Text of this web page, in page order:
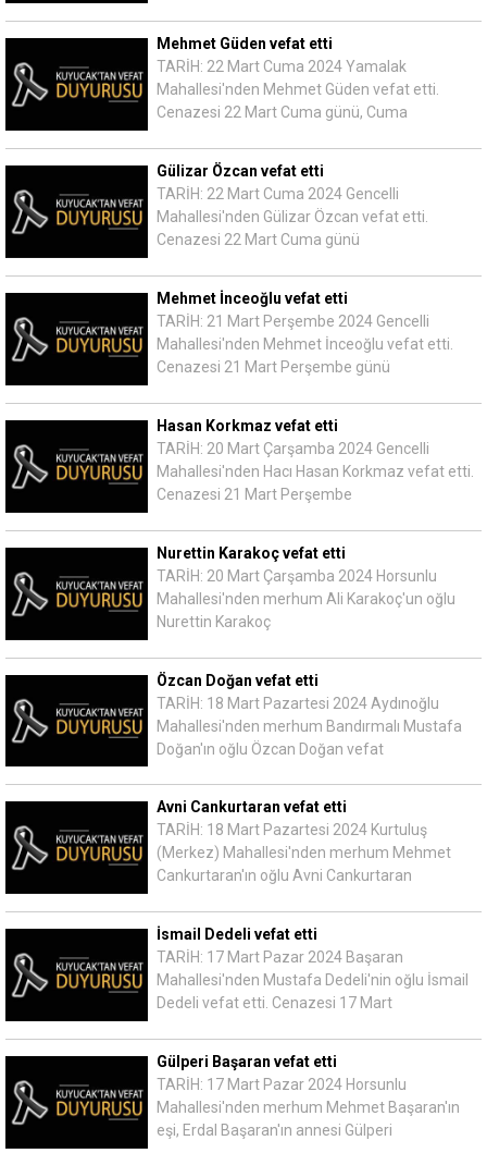
Mehmet Güden vefat etti
TARİH: 22 Mart Cuma 2024 Yamalak
Mahallesi'nden Mehmet Güden vefat etti.
Cenazesi 22 Mart Cuma günü, Cuma
Gülizar Özcan vefat etti
TARİH: 22 Mart Cuma 2024 Gencelli
Mahallesi'nden Gülizar Özcan vefat etti.
Cenazesi 22 Mart Cuma günü
Mehmet İnceoğlu vefat etti
TARİH: 21 Mart Perşembe 2024 Gencelli
Mahallesi'nden Mehmet İnceoğlu vefat etti.
Cenazesi 21 Mart Perşembe günü
Hasan Korkmaz vefat etti
TARİH: 20 Mart Çarşamba 2024 Gencelli
Mahallesi'nden Hacı Hasan Korkmaz vefat etti.
Cenazesi 21 Mart Perşembe
Nurettin Karakoç vefat etti
TARİH: 20 Mart Çarşamba 2024 Horsunlu
Mahallesi'nden merhum Ali Karakoç'un oğlu
Nurettin Karakoç
Özcan Doğan vefat etti
TARİH: 18 Mart Pazartesi 2024 Aydınoğlu
Mahallesi'nden merhum Bandırmalı Mustafa
Doğan'ın oğlu Özcan Doğan vefat
Avni Cankurtaran vefat etti
TARİH: 18 Mart Pazartesi 2024 Kurtuluş
(Merkez) Mahallesi'nden merhum Mehmet
Cankurtaran'ın oğlu Avni Cankurtaran
İsmail Dedeli vefat etti
TARİH: 17 Mart Pazar 2024 Başaran
Mahallesi'nden Mustafa Dedeli'nin oğlu İsmail
Dedeli vefat etti. Cenazesi 17 Mart
Gülperi Başaran vefat etti
TARİH: 17 Mart Pazar 2024 Horsunlu
Mahallesi'nden merhum Mehmet Başaran'ın
eşi, Erdal Başaran'ın annesi Gülperi